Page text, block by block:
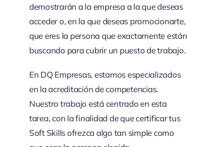
demostrarán a la empresa a la que deseas
acceder o, en la que deseas promocionarte,
que eres la persona que exactamente están
buscando para cubrir un puesto de trabajo.
En DQ Empresas, estamos especializados
en la acreditación de competencias.
Nuestro trabajo está centrado en esta
tarea, con la finalidad de que certificar tus
Soft Skills ofrezca algo tan simple como